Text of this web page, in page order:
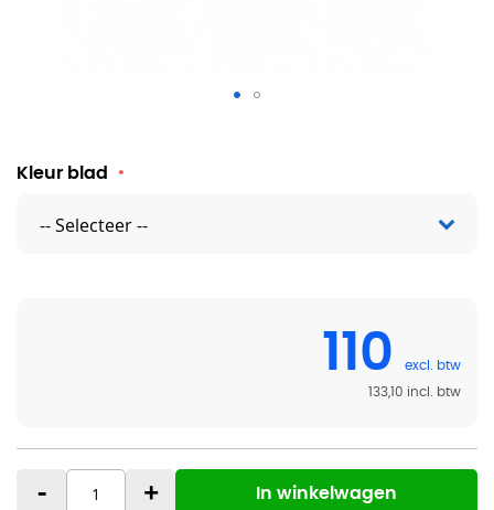
Bureaublad Los - 160 x 80 cm
Kleur blad
110
133,10
- + In winkelwagen